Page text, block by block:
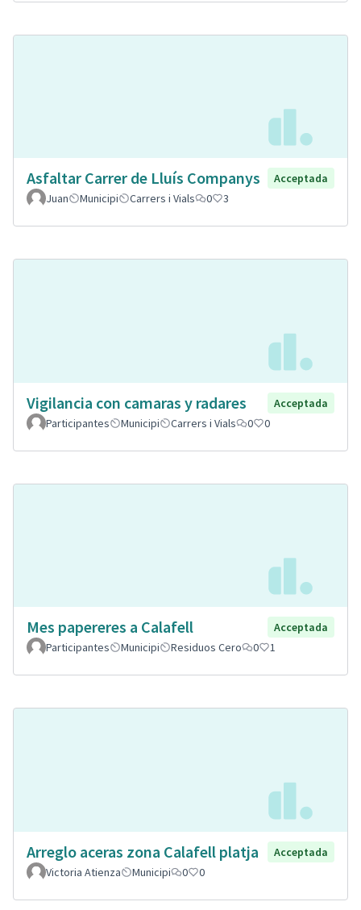
Asfaltar Carrer de Lluís Companys
Acceptada
Juan
Municipi Carrers i Vials 0 3
Vigilancia con camaras y radares
Acceptada
Participantes
Municipi Carrers i Vials 0 0
Mes papereres a Calafell
Acceptada
Participantes
Municipi Residuos Cero 0 1
Arreglo aceras zona Calafell platja
Acceptada
Victoria Atienza
Municipi 0 0